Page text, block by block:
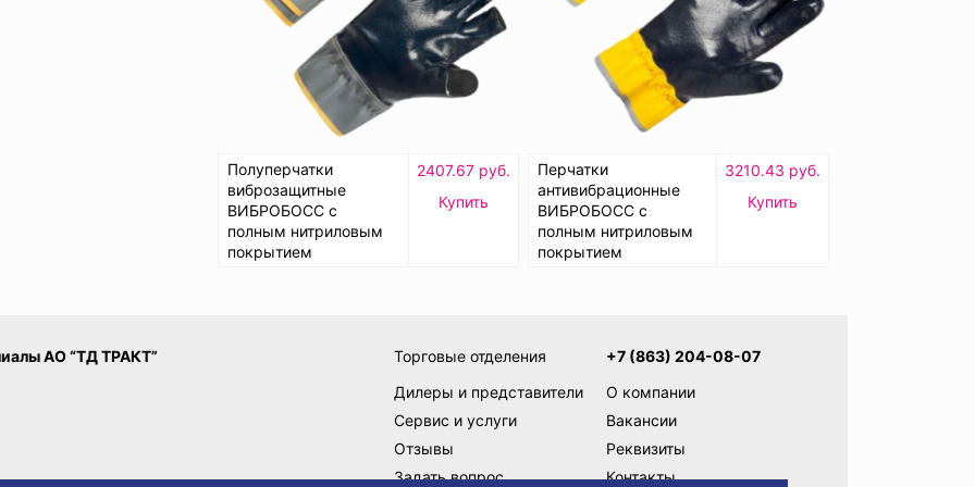
Полуперчатки
виброзащитные
ВИБРОБОСС с
полным нитриловым
покрытием
2407.67 руб.
Купить
Перчатки
антивибрационные
ВИБРОБОСС с
полным нитриловым
покрытием
3210.43 руб.
Купить
АО “ТД ТРАКТ”
Торговые отделения
Дилеры и представители
Сервис и услуги
Отзывы
Задать вопрос
+7 (863) 204-08-07
О компании
Вакансии
Реквизиты
Контакты